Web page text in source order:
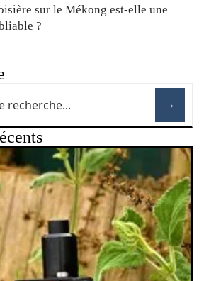
sur le Mékong est-elle une
?